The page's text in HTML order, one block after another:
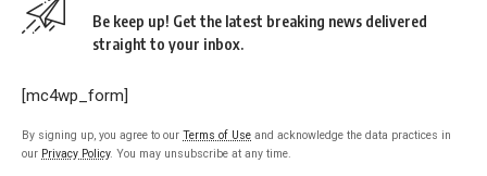
Be keep up! Get the latest breaking news delivered
straight to your inbox.
[mc4wp_form]
By signing up, you agree to our Terms of Use and acknowledge the data practices in
our Privacy Policy. You may unsubscribe at any time.